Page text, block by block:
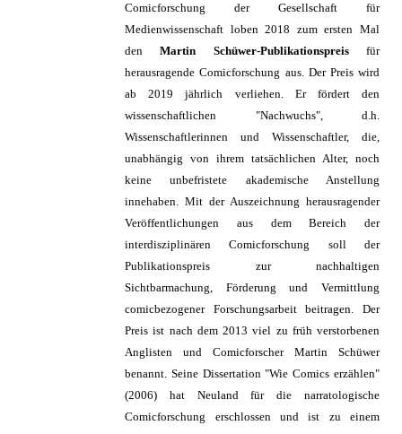
Comicforschung der Gesellschaft für
Medienwissenschaft loben 2018 zum ersten Mal
denMartin Schüwer-Publikationspreisfür
herausragende Comicforschung aus. Der Preis wird
ab 2019 jährlich verliehen. Er fördert den
wissenschaftlichen "Nachwuchs", d.h.
Wissenschaftlerinnen und Wissenschaftler, die,
unabhängig von ihrem tatsächlichen Alter, noch
keine unbefristete akademische Anstellung
innehaben. Mit der Auszeichnung herausragender
Veröffentlichungen aus dem Bereich der
interdisziplinären Comicforschung soll der
Publikationspreis zur nachhaltigen
Sichtbarmachung, Förderung und Vermittlung
comicbezogener Forschungsarbeit beitragen. Der
Preis ist nach dem 2013 viel zu früh verstorbenen
Anglisten und Comicforscher Martin Schüwer
benannt. Seine Dissertation "Wie Comics erzählen"
(2006) hat Neuland für die narratologische
Comicforschung erschlossen und ist zu einem